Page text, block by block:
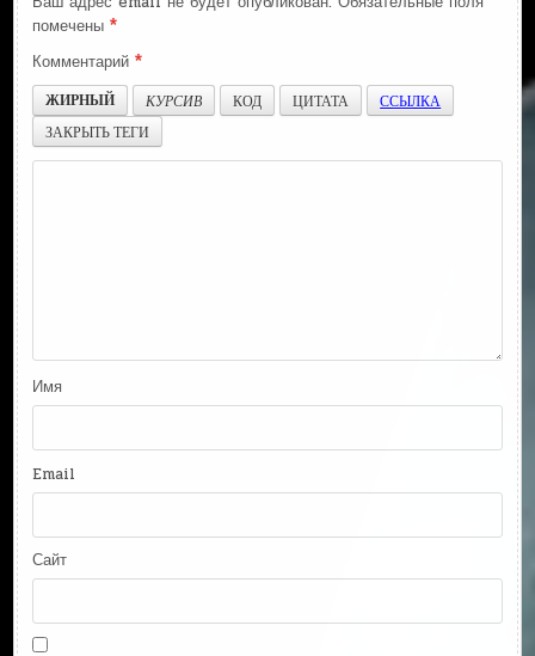
помечены*
Комментарий*
ЖИРНЫЙ
КУРСИВ КОД ЦИТАТА
ССЫЛКА
ЗАКРЫТЬ ТЕГИ
Имя
Email
Сайт